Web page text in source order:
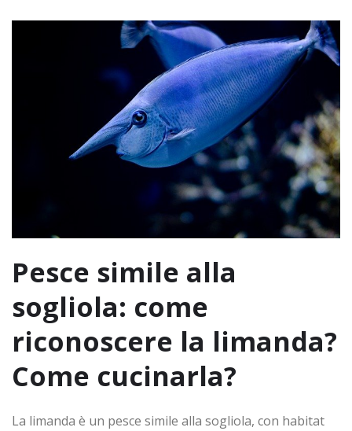
Pesce simile alla
sogliola: come
riconoscere la limanda?
Come cucinarla?
La limanda è un pesce simile alla sogliola, con habitat